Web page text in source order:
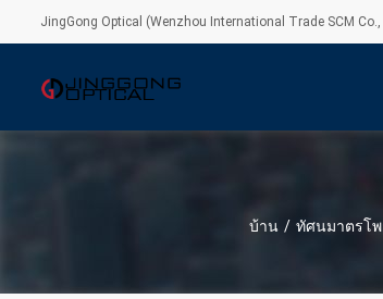
JingGong Optical (Wenzhou International Trade SCM Co.,
บ้าน / ทัศนมาตรโ